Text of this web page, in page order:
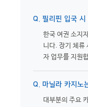
Q. 필리핀 입국
한국 여권 소지
니다. 장기 체류
자 업무를 지원
Q. 마닐라 카지노
대부분의 주요